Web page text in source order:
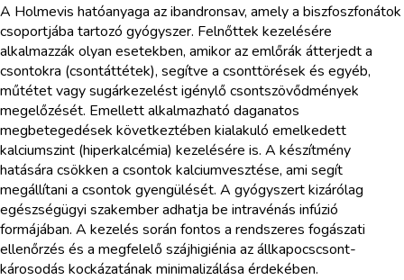
A Holmevis hatóanyaga az ibandronsav, amely a biszfoszfonátok
csoportjába tartozó gyógyszer. Felnőttek kezelésére
alkalmazzák olyan esetekben, amikor az emlőrák átterjedt a
csontokra (csontáttétek), segítve a csonttörések és egyéb,
műtétet vagy sugárkezelést igénylő csontszövődmények
megelőzését. Emellett alkalmazható daganatos
megbetegedések következtében kialakuló emelkedett
kalciumszint (hiperkalcémia) kezelésére is. A készítmény
hatására csökken a csontok kalciumvesztése, ami segít
megállítani a csontok gyengülését. A gyógyszert kizárólag
egészségügyi szakember adhatja be intravénás infúzió
formájában. A kezelés során fontos a rendszeres fogászati
ellenőrzés és a megfelelő szájhigiénia az állkapocscsont-
károsodás kockázatának minimalizálása érdekében.